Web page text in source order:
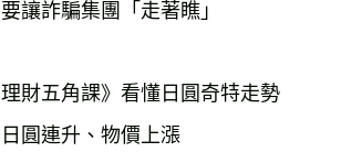
要讓詐騙集團「走著瞧」
理財五角課》看懂日圓奇特走勢
日圓連升、物價上漲